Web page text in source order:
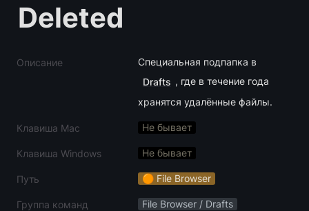
Deleted
Описание
Специальная подпапка в
Drafts , где в течение года
хранятся удалённые файлы.
Клавиша Mac Не бывает
Клавиша Windows Не бывает
Путь 🟠 File Browser
Группа команд File Browser / Drafts